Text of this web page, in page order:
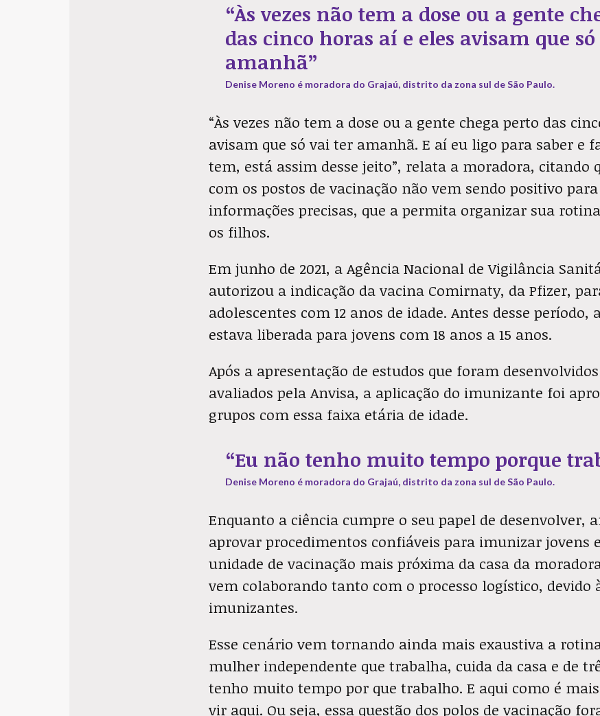
“Às vezes não tem a dose ou a gente
das cinco horas aí e eles avisam que
amanhã”
Denise Moreno é moradora do Grajaú, distrito da zona sul de São Paulo.
“Às vezes não tem a dose ou a gente chega perto das
avisam que só vai ter amanhã. E aí eu ligo para saber e
tem, está assim desse jeito”, relata a moradora, citando
com os postos de vacinação não vem sendo positivo
informações precisas, que a permita organizar sua
os filhos.
Em junho de 2021, a Agência Nacional de Vigilância
autorizou a indicação da vacina Comirnaty, da Pfizer,
adolescentes com 12 anos de idade. Antes desse período,
estava liberada para jovens com 18 anos a 15 anos.
Após a apresentação de estudos que foram
avaliados pela Anvisa, a aplicação do imunizante foi
grupos com essa faixa etária de idade.
“Eu não tenho muito tempo porque
Denise Moreno é moradora do Grajaú, distrito da zona sul de São Paulo.
Enquanto a ciência cumpre o seu papel de desenvolver,
aprovar procedimentos confiáveis para imunizar jovens
unidade de vacinação mais próxima da casa da
vem colaborando tanto com o processo logístico, devido
imunizantes.
Esse cenário vem tornando ainda mais exaustiva a
mulher independente que trabalha, cuida da casa e de
tenho muito tempo por que trabalho. E aqui como é
vir aqui. Ou seja, essa questão dos polos de vacinação